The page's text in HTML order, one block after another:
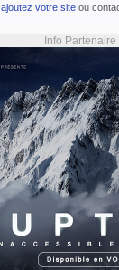
ajoutez votre site ou
Info Partenaire